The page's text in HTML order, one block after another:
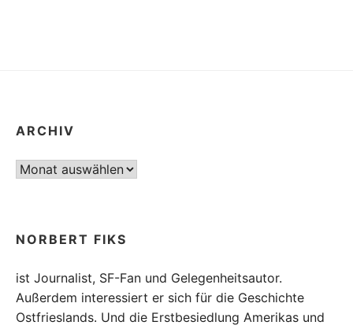
ARCHIV
Archiv
NORBERT FIKS
ist Journalist, SF-Fan und Gelegenheitsautor.
Außerdem interessiert er sich für die Geschichte
Ostfrieslands. Und die Erstbesiedlung Amerikas und